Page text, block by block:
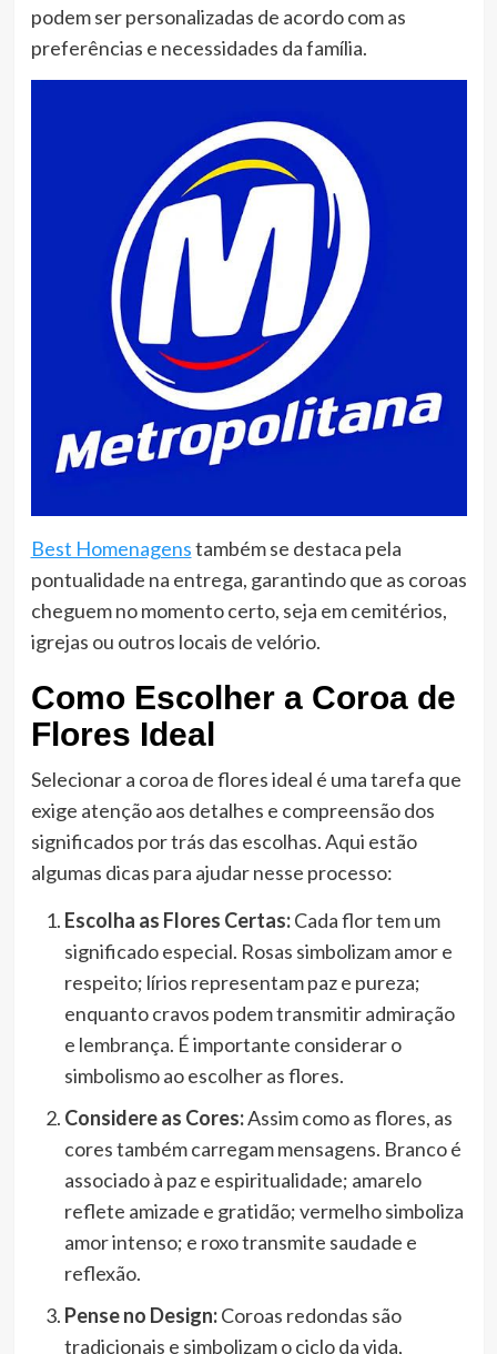
podem ser personalizadas de acordo com as
preferências e necessidades da família.
Best Homenagenstambém se destaca pela
pontualidade na entrega, garantindo que as coroas
cheguem no momento certo, seja em cemitérios,
igrejas ou outros locais de velório.
Como Escolher a Coroa de
Flores Ideal
Selecionar a coroa de flores ideal é uma tarefa que
exige atenção aos detalhes e compreensão dos
significados por trás das escolhas. Aqui estão
algumas dicas para ajudar nesse processo:
Escolha as Flores Certas:Cada flor tem um
significado especial. Rosas simbolizam amor e
respeito; lírios representam paz e pureza;
enquanto cravos podem transmitir admiração
e lembrança. É importante considerar o
simbolismo ao escolher as flores.
Considere as Cores:Assim como as flores, as
cores também carregam mensagens. Branco é
associado à paz e espiritualidade; amarelo
reflete amizade e gratidão; vermelho simboliza
amor intenso; e roxo transmite saudade e
reflexão.
Pense no Design:Coroas redondas são
tradicionais e simbolizam o ciclo da vida,